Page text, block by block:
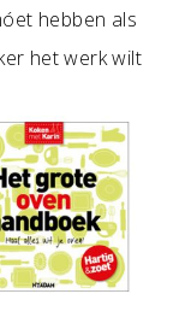
hebben als
het werk wilt